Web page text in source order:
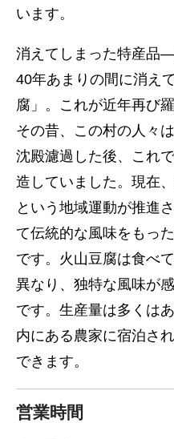
います。
消えてしまった特産品
40年あまりの間に消え
腐」。これが近年再び
その昔、この村の人々
沈殿濾過した後、これ
造していました。現在
という地域運動が推進
て伝統的な風味をもっ
です。火山豆腐は食べ
異なり、独特な風味が
です。生産量は多くは
内にある農家に宿泊さ
できます。
営業時間